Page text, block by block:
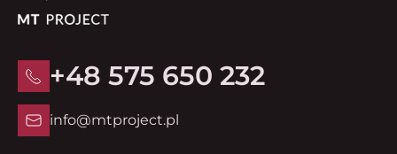
+48 575 650 232
info@mtproject.pl